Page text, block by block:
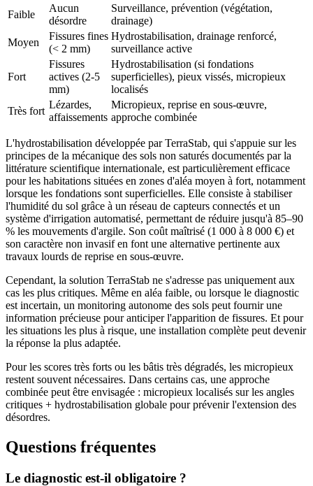
Faible
Aucun
désordre
Surveillance, prévention (végétation,
drainage)
Moyen
Fissures fines
(< 2 mm)
Hydrostabilisation, drainage renforcé,
surveillance active
Fort
Fissures
actives (2-5
mm)
Hydrostabilisation (si fondations
superficielles), pieux vissés, micropieux
localisés
Très fort
Lézardes,
affaissements
Micropieux, reprise en sous-œuvre,
approche combinée
L'hydrostabilisation développée par TerraStab, qui s'appuie sur les
principes de la mécanique des sols non saturés documentés par la
littérature scientifique internationale, est particulièrement efficace
pour les habitations situées en zones d'aléa moyen à fort, notamment
lorsque les fondations sont superficielles. Elle consiste à stabiliser
l'humidité du sol grâce à un réseau de capteurs connectés et un
système d'irrigation automatisé, permettant de réduire jusqu'à 85–90
% les mouvements d'argile. Son coût maîtrisé (1 000 à 8 000 €) et
son caractère non invasif en font une alternative pertinente aux
travaux lourds de reprise en sous-œuvre.
Cependant, la solution TerraStab ne s'adresse pas uniquement aux
cas les plus critiques. Même en aléa faible, ou lorsque le diagnostic
est incertain, un monitoring autonome des sols peut fournir une
information précieuse pour anticiper l'apparition de fissures. Et pour
les situations les plus à risque, une installation complète peut devenir
la réponse la plus adaptée.
Pour les scores très forts ou les bâtis très dégradés, les micropieux
restent souvent nécessaires. Dans certains cas, une approche
combinée peut être envisagée : micropieux localisés sur les angles
critiques + hydrostabilisation globale pour prévenir l'extension des
désordres.
Questions fréquentes
Le diagnostic est-il obligatoire ?